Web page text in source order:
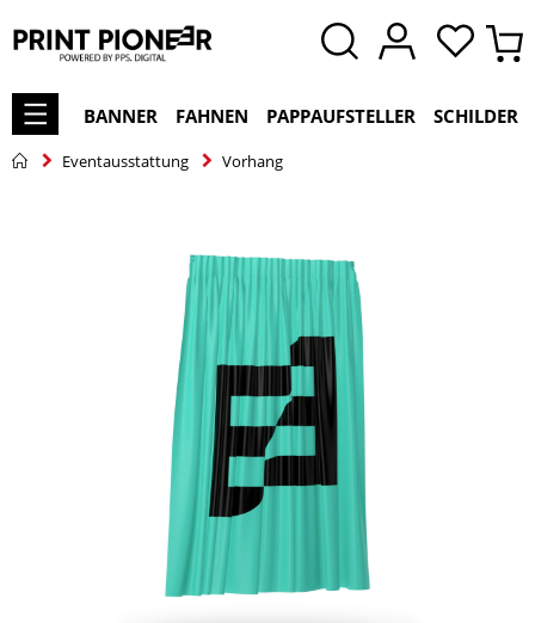
BANNER FAHNEN PAPPAUFSTELLER SCHILDER
Eventausstattung Vorhang